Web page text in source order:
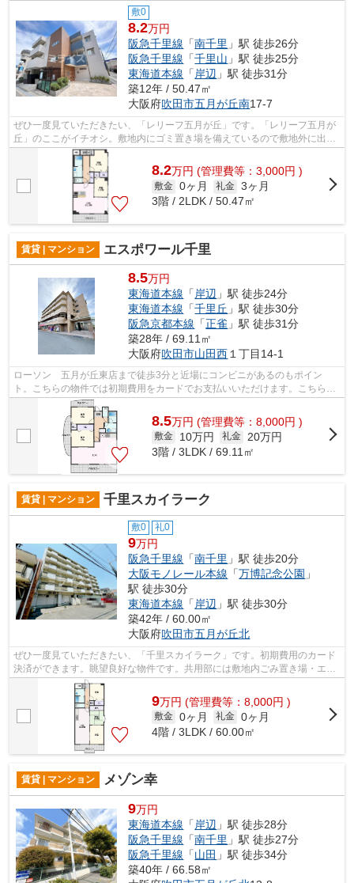
敷0
8.2万円
阪急千里線 「南千里 」駅 徒歩26分
阪急千里線 「千里山 」駅 徒歩25分
東海道本線 「 岸辺 」駅 徒歩31分
築12年 / 50.47㎡
大阪府吹田市五月が丘南17-7
ぜひ一度見ていただきたい、「レリーフ五月が丘」です。「レリーフ五月が
丘」のここがイチオシ。敷地内にゴミ置き場を備えているので敷地外に出る
必要が無く、短時間でごみ出しを終え...
8.2万円 (管理費等：3,000円 )
敷金 0ヶ月 礼金 3ヶ月
3階 / 2LDK / 50.47㎡
賃貸 | マンション エスポワール千里
8.5万円
東海道本線 「岸辺 」駅 徒歩24分
東海道本線 「千里丘 」駅 徒歩30分
阪急京都本線 「正雀 」駅 徒歩31分
築28年 / 69.11㎡
大阪府吹田市山田西１丁目14-1
ローソン 五月が丘東店まで徒歩3分と近場にコンビニがあるのもポイン
ト。こちらの物件では初期費用をカードでお支払いいただけます。こちらの
物件はマンションです。共用部には敷地内...
8.5万円 (管理費等：8,000円 )
敷金 10万円 礼金
20万円
3階 / 3LDK / 69.11㎡
賃貸 | マンション 千里スカイラーク
敷0 礼0
9万円
阪急千里線 「南千里 」駅 徒歩20分
大阪モノレール本線 「万博記念公園 」
駅 徒歩30分
東海道本線 「岸辺 」駅 徒歩30分
築42年 / 60.00㎡
大阪府吹田市五月が丘北
ぜひ一度見ていただきたい、「千里スカイラーク」です。初期費用のカード
決済ができます。眺望良好な物件です。共用部には敷地内ごみ置き場・エレ
ベータなどが揃っております。自分好...
9万円 (管理費等：8,000円 )
敷金 0ヶ月 礼金 0ヶ月
4階 / 3LDK / 60.00㎡
賃貸 | マンション メゾン幸
9万円
東海道本線 「 岸辺 」駅 徒歩28分
阪急千里線 「南千里 」駅 徒歩27分
阪急千里線 「山田 」駅 徒歩34分
築40年 / 66.58㎡